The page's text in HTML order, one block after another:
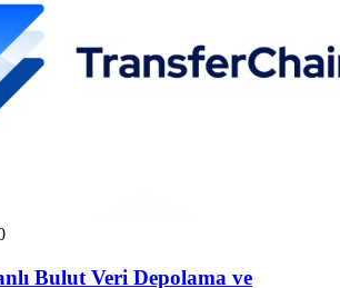
Bulut Veri Depolama ve